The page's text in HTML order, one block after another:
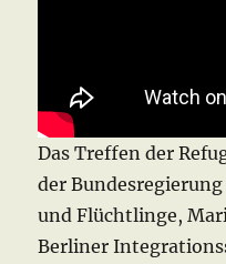
Das Treffen der
der
und Flüchtlinge,
Berliner